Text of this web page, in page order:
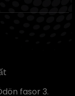
fasor 3.